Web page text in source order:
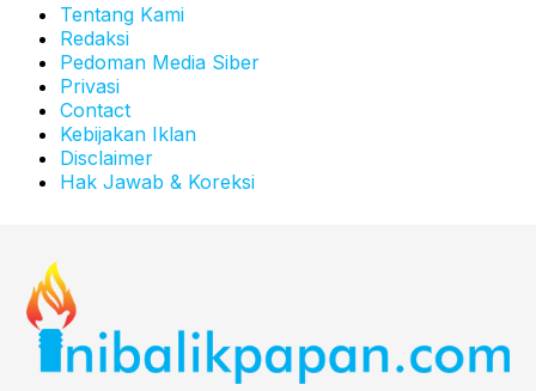
Tentang Kami
Redaksi
Pedoman Media Siber
Privasi
Contact
Kebijakan Iklan
Disclaimer
Hak Jawab & Koreksi